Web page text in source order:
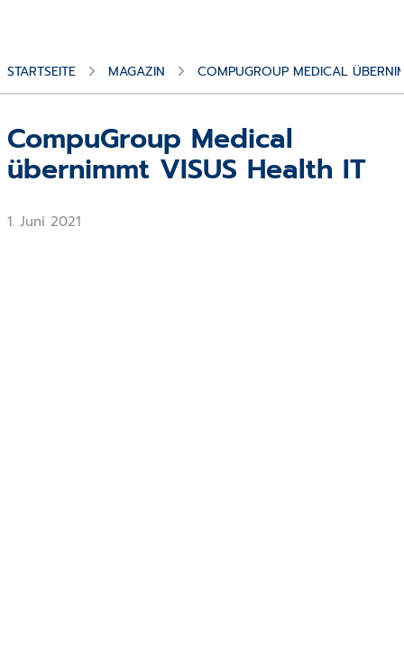
STARTSEITE MAGAZIN COMPUGROUP MEDICAL
CompuGroup Medical
übernimmt VISUS Health IT
1. Juni 2021